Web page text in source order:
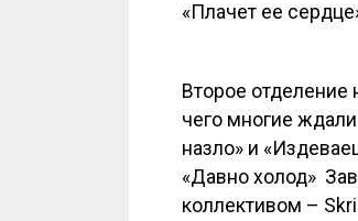
«Плачет ее
Второе отделение
чего многие
назло» и
«Давно холод»
коллективом –